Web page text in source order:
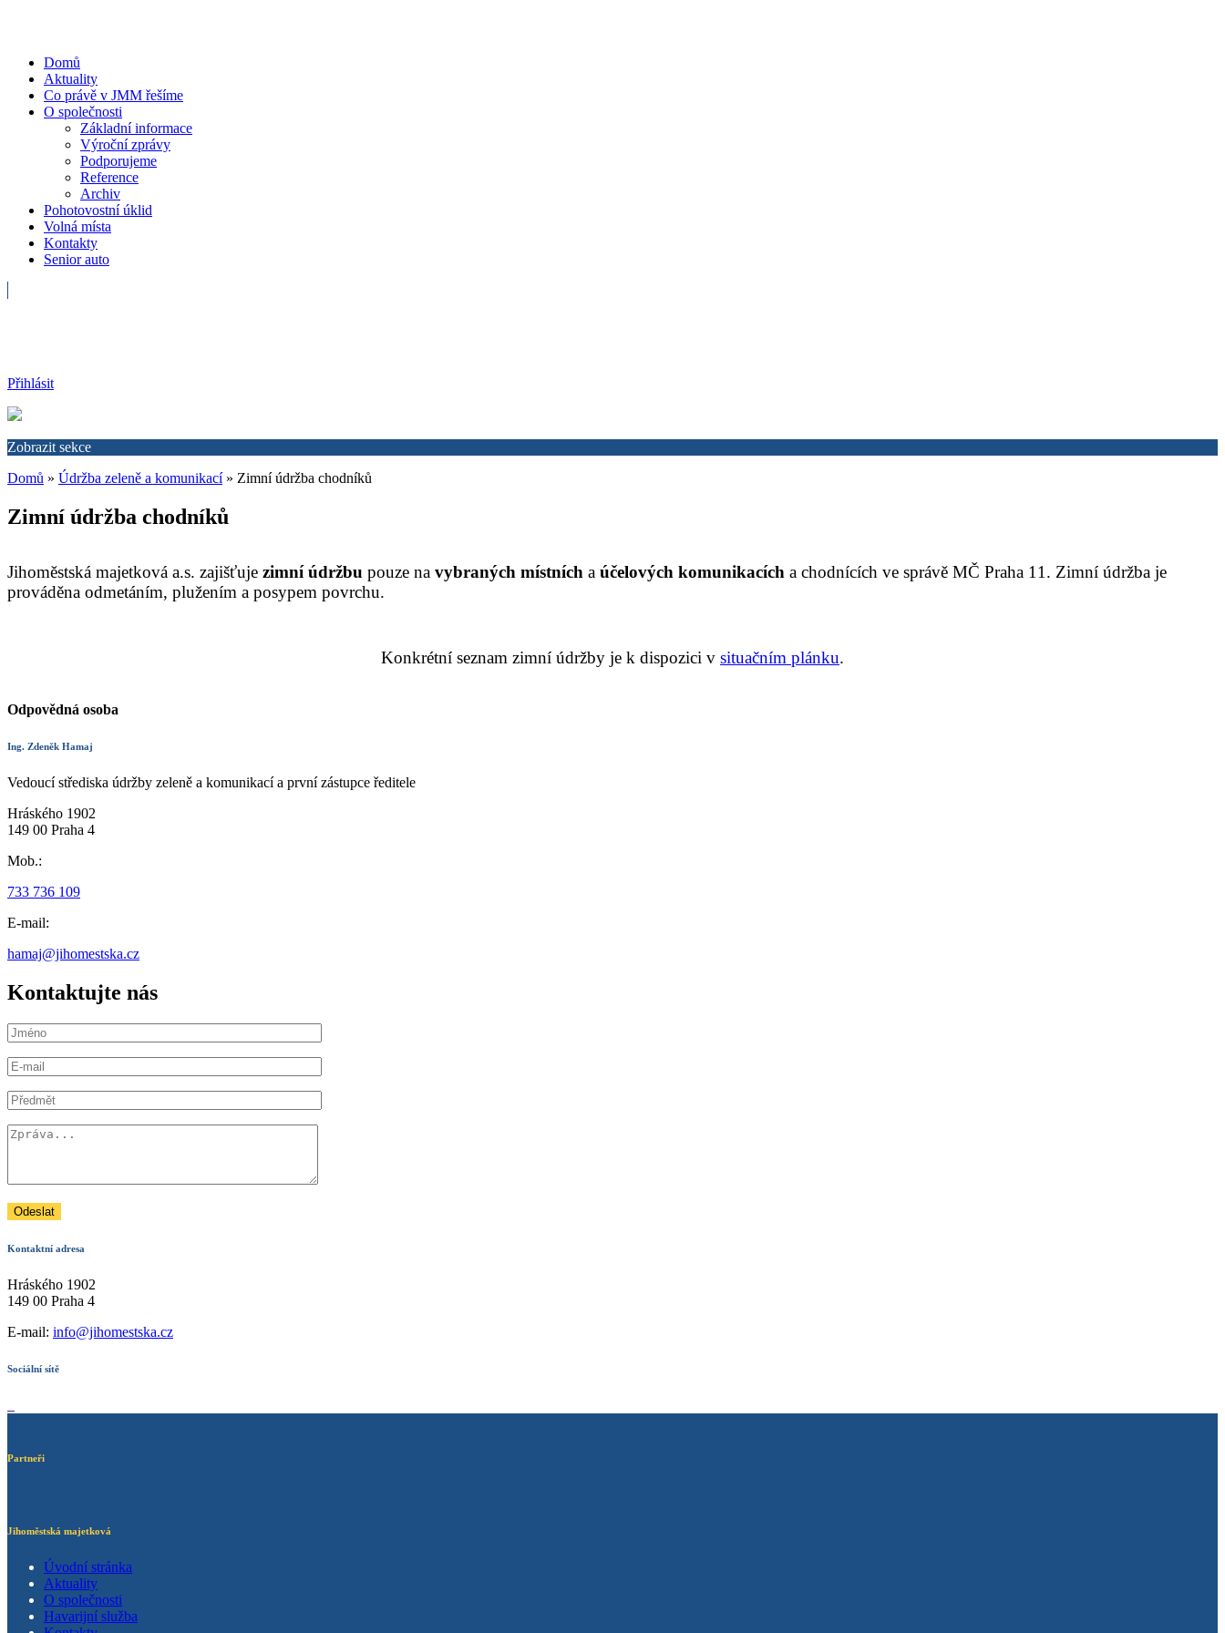
Domů
Aktuality
Co právě v JMM řešíme
O společnosti
Základní informace
Výroční zprávy
Podporujeme
Reference
Archiv
Pohotovostní úklid
Volná místa
Kontakty
Senior auto
Přihlásit
Zobrazit sekce
Domů » Údržba zeleně a komunikací» Zimní údržba chodníků
Zimní údržba chodníků
Jihoměstská majetková a.s. zajišťuje zimní údržbu pouze na vybraných místních a účelových komunikacích a chodnících ve správě MČ Praha 11. Zimní údržba je
prováděna odmetáním, plužením a posypem povrchu.
Konkrétní seznam zimní údržby je k dispozici v situačním plánku.
Odpovědná osoba
Ing. Zdeněk Hamaj
Vedoucí střediska údržby zeleně a komunikací a první zástupce ředitele
Hráského 1902
149 00 Praha 4
Mob.:
733 736 109
E-mail:
hamaj@jihomestska.cz
Kontaktujte nás
Kontaktní adresa
Hráského 1902
149 00 Praha 4
E-mail: info@jihomestska.cz
Sociální sítě
Partneři
Jihoměstská majetková
Úvodní stránka
Aktuality
O společnosti
Havarijní služba